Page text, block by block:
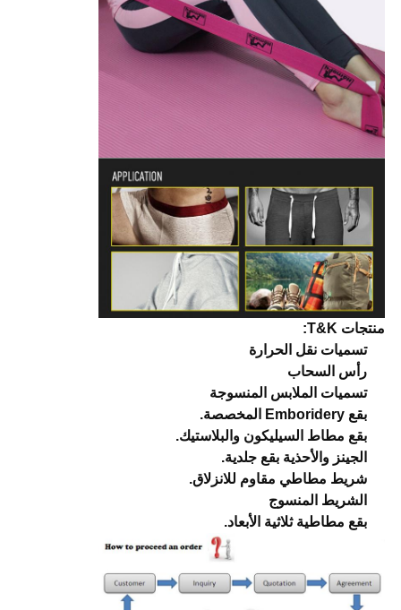
منتجات T&K:
تسميات نقل الحرارة
رأس السحاب
تسميات الملابس المنسوجة
بقع Emboridery المخصصة.
بقع مطاط السيليكون والبلاستيك.
الجينز والأحذية بقع جلدية.
شريط مطاطي مقاوم للانزلاق.
الشريط المنسوج
بقع مطاطية ثلاثية الأبعاد.